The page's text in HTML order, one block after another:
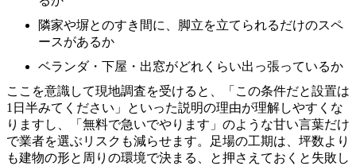
隣家や塀とのすき間に、脚立を立てられるだけのスペ
ースがあるか
ベランダ・下屋・出窓がどれくらい出っ張っているか
ここを意識して現地調査を受けると、「この条件だと設置は
1日半みてください」といった説明の理由が理解しやすくな
りますし、「無料で急いでやります」のような甘い言葉だけ
で業者を選ぶリスクも減らせます。足場の工期は、坪数より
も建物の形と周りの環境で決まる、と押さえておくと失敗し